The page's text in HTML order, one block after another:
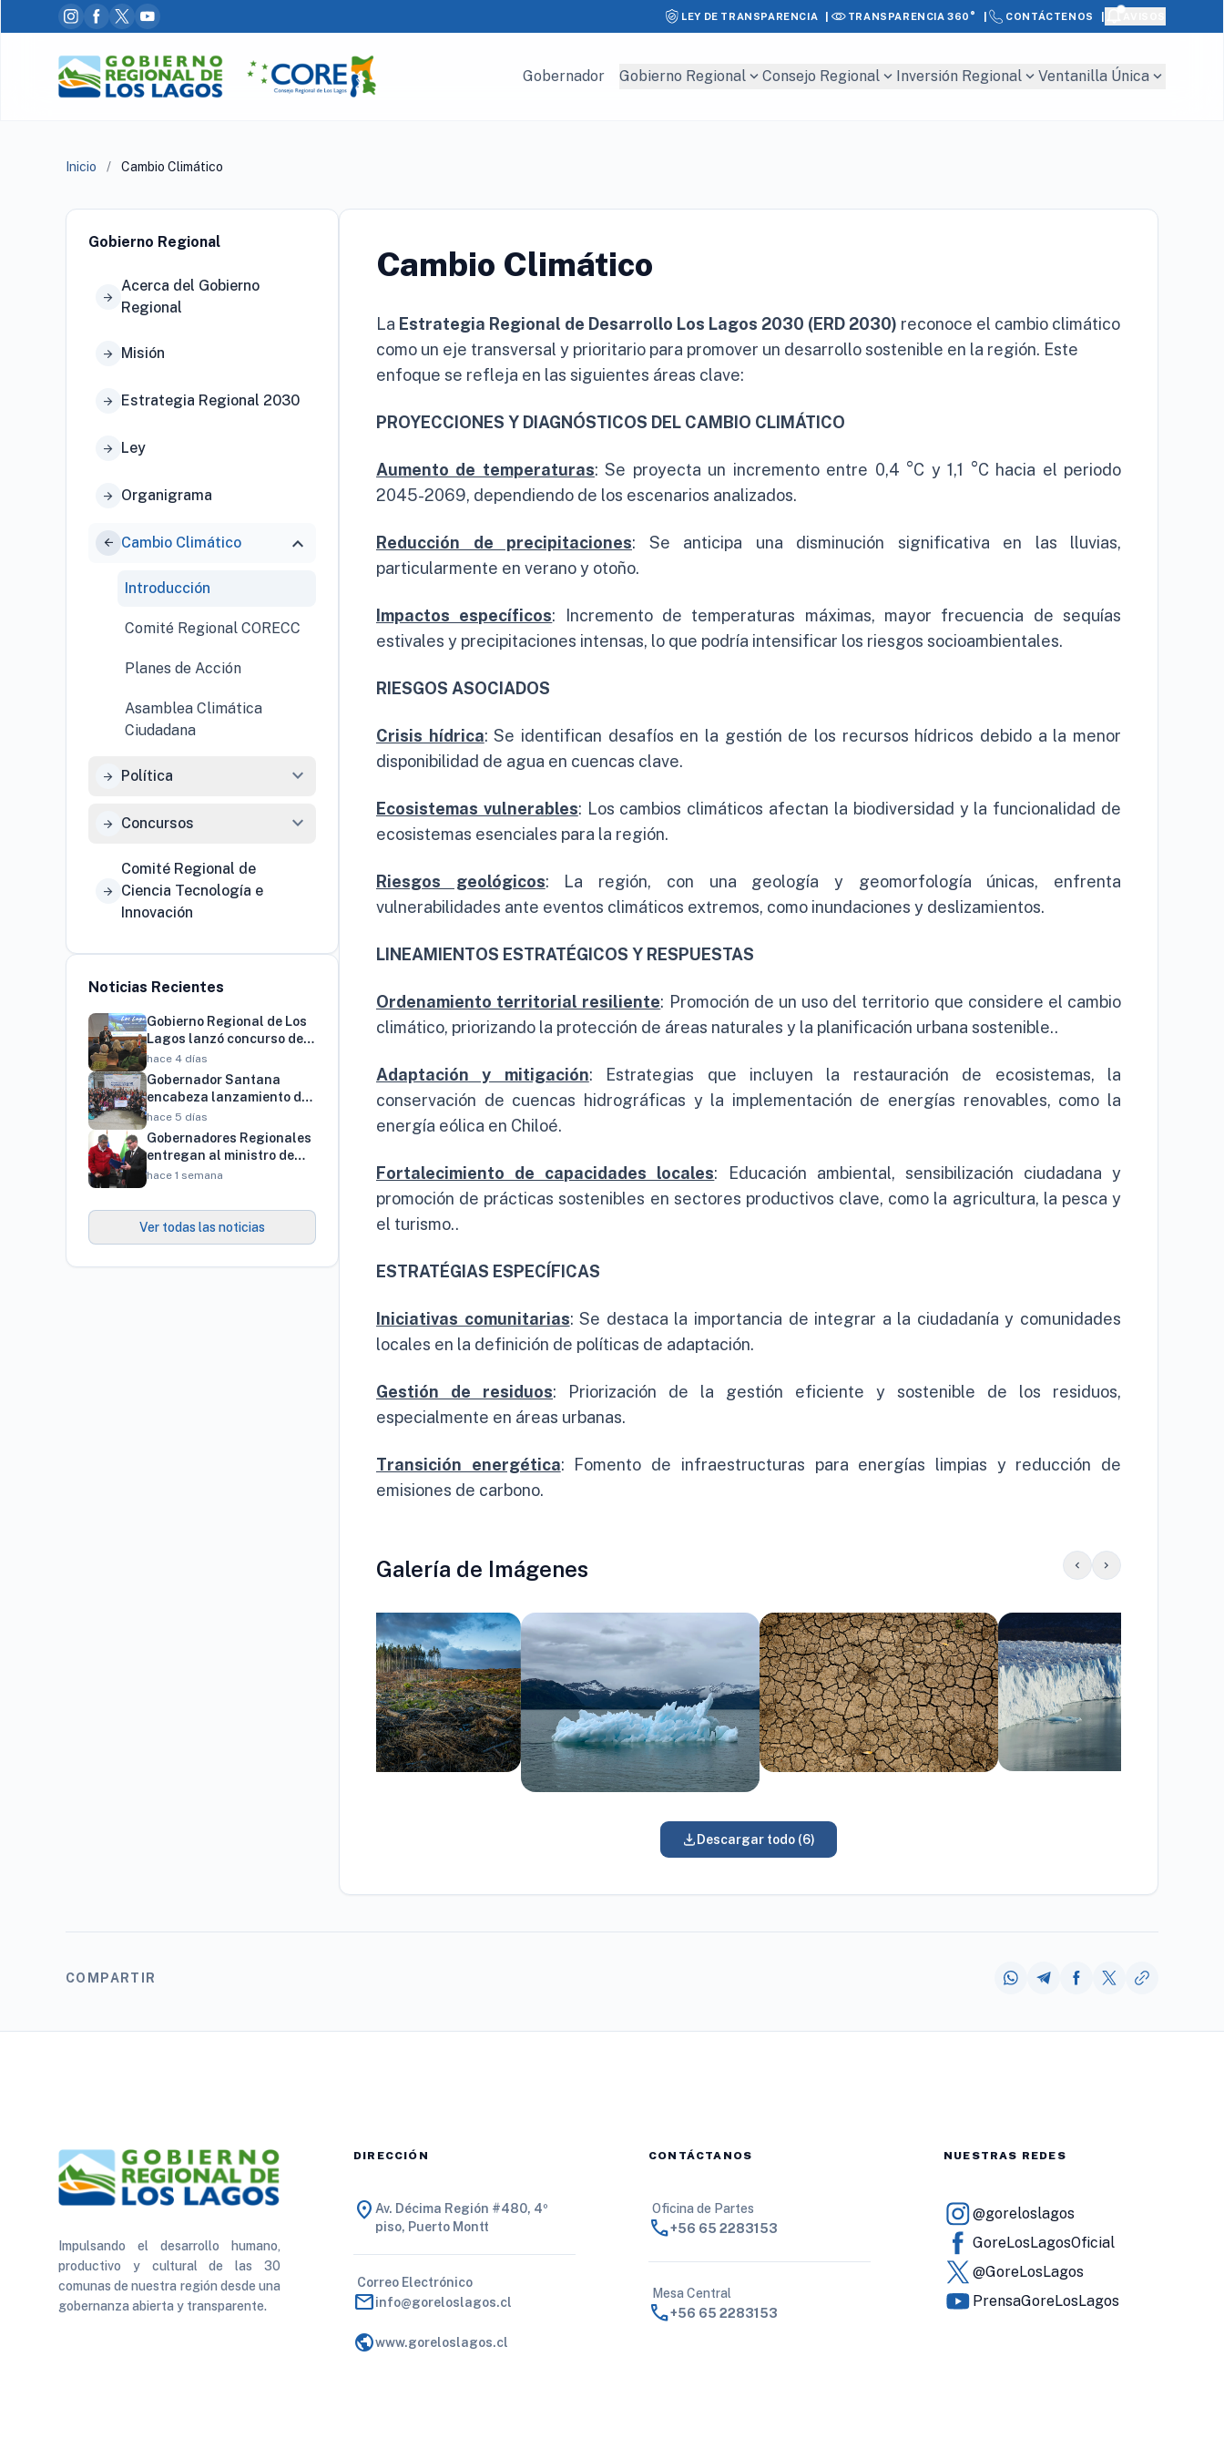
LEY DE TRANSPARENCIA | TRANSPARENCIA 360° CONTÁCTENOS
Gobernador Gobierno Regional expand_more Consejo Regional expand_more Inversión Regional expand_more Ventanilla Única expand_more
Inicio / Cambio Climático
Gobierno Regional
arrow_forward
Acerca del Gobierno
Regional
arrow_forward Misión
arrow_forward Estrategia Regional 2030
arrow_forward Ley
arrow_forward Organigrama
arrow_forward Cambio Climático expand_more
Introducción
Comité Regional CORECC
Planes de Acción
Asamblea Climática
Ciudadana
arrow_forward Política expand_more
arrow_forward Concursos expand_more
arrow_forward
Comité Regional de
Ciencia Tecnología e
Innovación
Noticias Recientes
Gobierno Regional de Los
Lagos lanzó concurso de
innovación por $4.000
millones para resolver
brechas productivas del
hace 4 días
Gobernador Santana
encabeza lanzamiento de
programa regional para
familias vinculadas al
autismo
hace 5 días
Gobernadores Regionales
entregan al ministro de
Economía cartera de más
proyectan generar cerca
de 27 mil empleos
hace 1 semana
Ver todas las noticias
Cambio Climático
La Estrategia Regional de Desarrollo Los Lagos 2030 (ERD 2030) reconoce el cambio climático
como un eje transversal y prioritario para promover un desarrollo sostenible en la región. Este
enfoque se refleja en las siguientes áreas clave:
PROYECCIONES Y DIAGNÓSTICOS DEL CAMBIO CLIMÁTICO
Aumento de temperaturas: Se proyecta un incremento entre 0,4 °C y 1,1 °C hacia el periodo
2045-2069, dependiendo de los escenarios analizados.
Reducción de precipitaciones: Se anticipa una disminución significativa en las lluvias,
particularmente en verano y otoño.
Impactos específicos: Incremento de temperaturas máximas, mayor frecuencia de sequías
estivales y precipitaciones intensas, lo que podría intensificar los riesgos socioambientales.
RIESGOS ASOCIADOS
Crisis hídrica: Se identifican desafíos en la gestión de los recursos hídricos debido a la menor
disponibilidad de agua en cuencas clave.
Ecosistemas vulnerables: Los cambios climáticos afectan la biodiversidad y la funcionalidad de
ecosistemas esenciales para la región.
Riesgos geológicos: La región, con una geología y geomorfología únicas, enfrenta
vulnerabilidades ante eventos climáticos extremos, como inundaciones y deslizamientos.
LINEAMIENTOS ESTRATÉGICOS Y RESPUESTAS
Ordenamiento territorial resiliente: Promoción de un uso del territorio que considere el cambio
climático, priorizando la protección de áreas naturales y la planificación urbana sostenible..
Adaptación y mitigación: Estrategias que incluyen la restauración de ecosistemas, la
conservación de cuencas hidrográficas y la implementación de energías renovables, como la
energía eólica en Chiloé.
Fortalecimiento de capacidades locales: Educación ambiental, sensibilización ciudadana y
promoción de prácticas sostenibles en sectores productivos clave, como la agricultura, la pesca y
el turismo..
ESTRATÉGIAS ESPECÍFICAS
Iniciativas comunitarias: Se destaca la importancia de integrar a la ciudadanía y comunidades
locales en la definición de políticas de adaptación.
Gestión de residuos: Priorización de la gestión eficiente y sostenible de los residuos,
especialmente en áreas urbanas.
Transición energética: Fomento de infraestructuras para energías limpias y reducción de
emisiones de carbono.
Galería de Imágenes chevron_left chevron_right
Descargar todo (6)
COMPARTIR
Impulsando el desarrollo humano,
productivo y cultural de las 30
comunas de nuestra región desde una
gobernanza abierta y transparente.
DIRECCIÓN
location_on Av. Décima Región #480, 4º
piso, Puerto Montt
Correo Electrónico
mailinfo@goreloslagos.cl
publicwww.goreloslagos.cl
CONTÁCTANOS
Oficina de Partes
call+56 65 2283153
Mesa Central
call+56 65 2283153
NUESTRAS REDES
@goreloslagos
GoreLosLagosOficial
@GoreLosLagos
PrensaGoreLosLagos